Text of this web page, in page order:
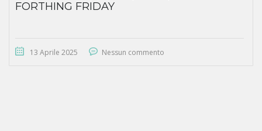
FORTHING FRIDAY
13 Aprile 2025 Nessun commento